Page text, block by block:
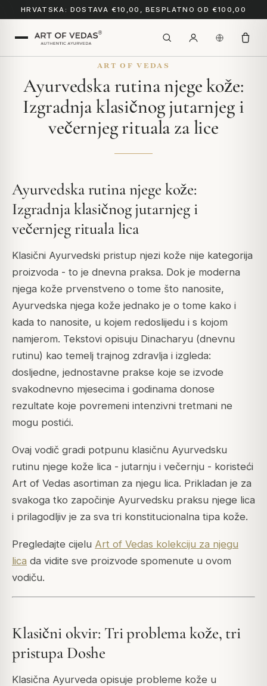
HRVATSKA: DOSTAVA €10,00, BESPLATNO OD €100,00
ART OF VEDAS
Ayurvedska rutina njege kože:
Izgradnja klasičnog jutarnjeg i
večernjeg rituala za lice
Ayurvedska rutina njege kože:
Izgradnja klasičnog jutarnjeg i
večernjeg rituala lica
Klasični Ayurvedski pristup njezi kože nije kategorija
proizvoda - to je dnevna praksa. Dok je moderna
njega kože prvenstveno o tome što nanosite,
Ayurvedska njega kože jednako je o tome kako i
kada to nanosite, u kojem redoslijedu i s kojom
namjerom. Tekstovi opisuju Dinacharyu (dnevnu
rutinu) kao temelj trajnog zdravlja i izgleda:
dosljedne, jednostavne prakse koje se izvode
svakodnevno mjesecima i godinama donose
rezultate koje povremeni intenzivni tretmani ne
mogu postići.
Ovaj vodič gradi potpunu klasičnu Ayurvedsku
rutinu njege kože lica - jutarnju i večernju - koristeći
Art of Vedas asortiman za njegu lica. Prikladan je za
svakoga tko započinje Ayurvedsku praksu njege lica
i prilagodljiv je za sva tri konstitucionalna tipa kože.
Pregledajte cijelu Art of Vedas kolekciju za njegu
lica da vidite sve proizvode spomenute u ovom
vodiču.
Klasični okvir: Tri problema kože, tri
pristupa Doshe
Klasična Ayurveda opisuje probleme kože u